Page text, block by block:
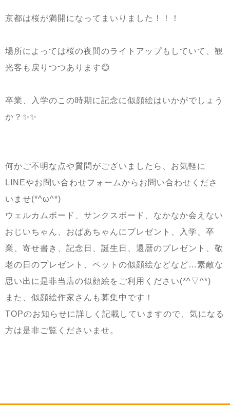
京都は桜が満開になってまいりました！！！
場所によっては桜の夜間のライトアップもしていて、観
光客も戻りつつあります😊
卒業、入学のこの時期に記念に似顔絵はいかがでしょう
か？✨✨
何かご不明な点や質問がございましたら、お気軽に
LINEやお問い合わせフォームからお問い合わせくださ
いませ(*^ω^*)
ウェルカムボード、サンクスボード、なかなか会えない
おじいちゃん、おばあちゃんにプレゼント、入学、卒
業、寄せ書き、記念日、誕生日、還暦のプレゼント、敬
老の日のプレゼント、ペットの似顔絵などなど…素敵な
思い出に是非当店の似顔絵をご利用ください(*^▽^*)
また、似顔絵作家さんも募集中です！
TOPのお知らせに詳しく記載していますので、気になる
方は是非ご覧くださいませ。